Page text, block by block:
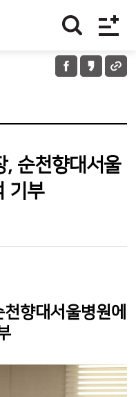
, 순천향대서울
기부
향대서울병원에